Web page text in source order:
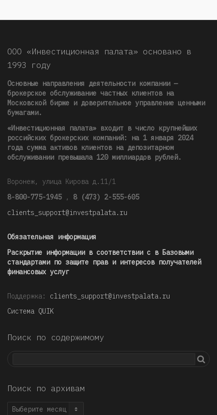
ООО «Инвестиционная палата» основано в
1993 году
Основные направления деятельности компании —
брокерское обслуживание частных клиентов на
Московской бирже и доверительное управление ценными
бумагами.
«Инвестиционная палата» входит в число крупнейших
российских брокерских компаний: на 1 января 2024
года сумма активов клиентов на депозитарном
обслуживании превышала 120 миллиардов рублей.
Воронеж, улица Кирова д.11/1
8-800-775-1945 , 8 (473) 2-555-605
clients_support@investpalata.ru
Обязательная информация
Раскрытие информации в соответствии с в Базовыми
стандартами по защите прав и интересов получателей
финансовых услуг
Поддержка: clients_support@investpalata.ru
Система QUIK
Поиск по содержимому
Поиск по архивам
Поиск